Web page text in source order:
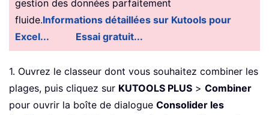
gestion des données parfaitement
fluide.Informations détaillées sur Kutools pour
Excel...
Essai gratuit...
1. Ouvrez le classeur dont vous souhaitez combiner les
plages, puis cliquez sur KUTOOLS PLUS > Combiner
pour ouvrir la boîte de dialogue Consolider les